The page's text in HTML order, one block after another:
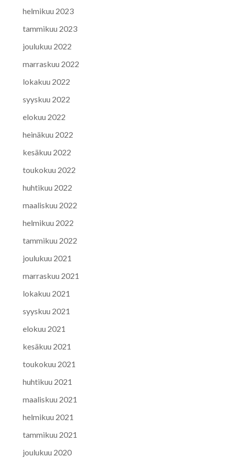
helmikuu 2023
tammikuu 2023
joulukuu 2022
marraskuu 2022
lokakuu 2022
syyskuu 2022
elokuu 2022
heinäkuu 2022
kesäkuu 2022
toukokuu 2022
huhtikuu 2022
maaliskuu 2022
helmikuu 2022
tammikuu 2022
joulukuu 2021
marraskuu 2021
lokakuu 2021
syyskuu 2021
elokuu 2021
kesäkuu 2021
toukokuu 2021
huhtikuu 2021
maaliskuu 2021
helmikuu 2021
tammikuu 2021
joulukuu 2020